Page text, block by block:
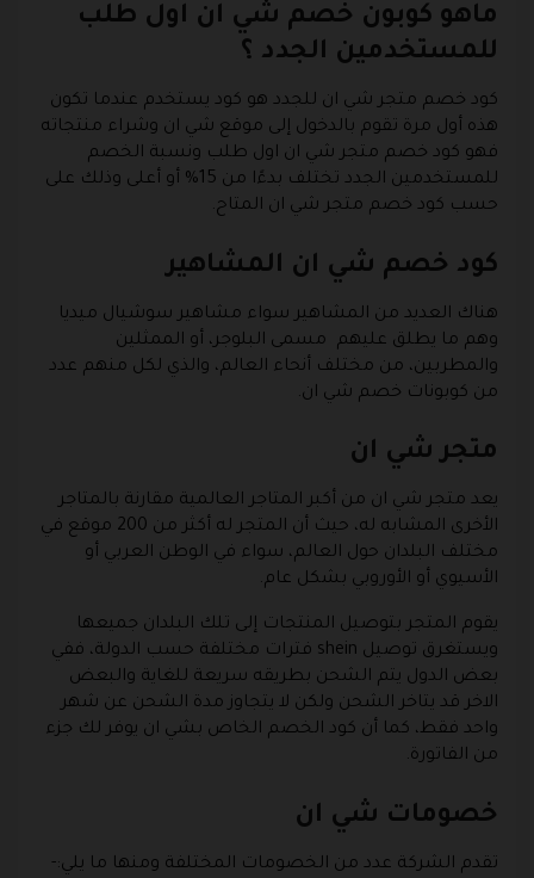
ماهو كوبون خصم شي ان اول طلب
للمستخدمين الجدد ؟
كود خصم متجر شي ان للجدد هو كود يستخدم عندما تكون
هذه أول مرة تقوم بالدخول إلى موقع شي ان وشراء منتجاته
فهو كود خصم متجر شي ان اول طلب ونسبة الخصم
للمستخدمين الجدد تختلف بدءًا من 15% أو أعلى وذلك على
حسب كود خصم متجر شي ان المتاح.
كود خصم شي ان المشاهير
هناك العديد من المشاهير سواء مشاهير سوشيال ميديا
وهم ما يطلق عليهم مسمى البلوجر، أو الممثلين
والمطربين، من مختلف أنحاء العالم، والذي لكل منهم عدد
من كوبونات خصم شي ان.
متجر شي ان
يعد متجر شي ان من أكبر المتاجر العالمية مقارنة بالمتاجر
الأخرى المشابه له، حيث أن المتجر له أكثر من 200 موقع في
مختلف البلدان حول العالم، سواء في الوطن العربي أو
الأسيوي أو الأوروبي بشكل عام.
يقوم المتجر بتوصيل المنتجات إلى تلك البلدان جميعها
ويستغرق توصيل shein فترات مختلفة حسب الدولة، ففي
بعض الدول يتم الشحن بطريقه سريعة للغاية والبعض
الاخر قد يتاخر الشحن ولكن لا يتجاوز مدة الشحن عن شهر
واحد فقط، كما أن كود الخصم الخاص بشي ان يوفر لك جزء
من الفاتورة.
خصومات شي ان
تقدم الشركة عدد من الخصومات المختلفة ومنها ما يلي:-